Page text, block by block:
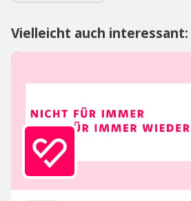
Vielleicht auch interessant: